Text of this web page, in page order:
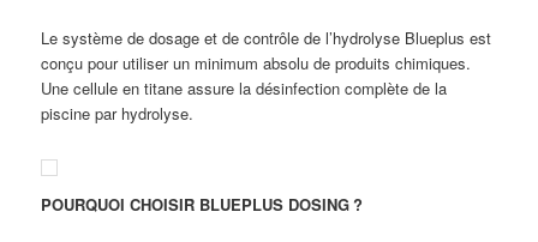
Le système de dosage et de contrôle de l’hydrolyse Blueplus est
conçu pour utiliser un minimum absolu de produits chimiques.
Une cellule en titane assure la désinfection complète de la
piscine par hydrolyse.
POURQUOI CHOISIR BLUEPLUS DOSING ?